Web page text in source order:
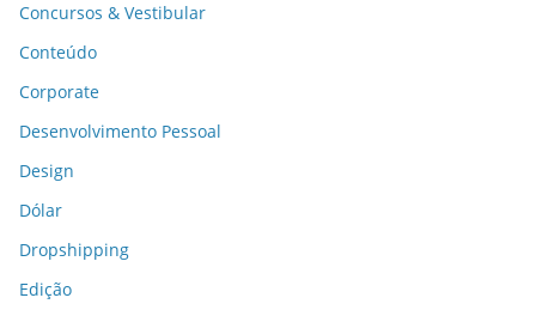
Concursos & Vestibular
Conteúdo
Corporate
Desenvolvimento Pessoal
Design
Dólar
Dropshipping
Edição